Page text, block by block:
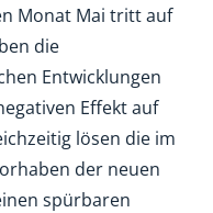
Monat Mai tritt auf
die
Entwicklungen
Effekt auf
lösen die im
der neuen
spürbaren